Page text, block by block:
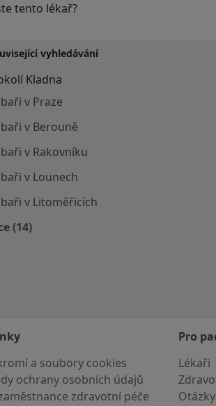
tento lékař?
vyhledávání
Kladna
v Praze
v Berouně
v Rakovníku
v Lounech
v Litoměřicích
(14)
a soubory cookies
ochrany osobních údajů
zdravotní péče
Pro
Lékaři